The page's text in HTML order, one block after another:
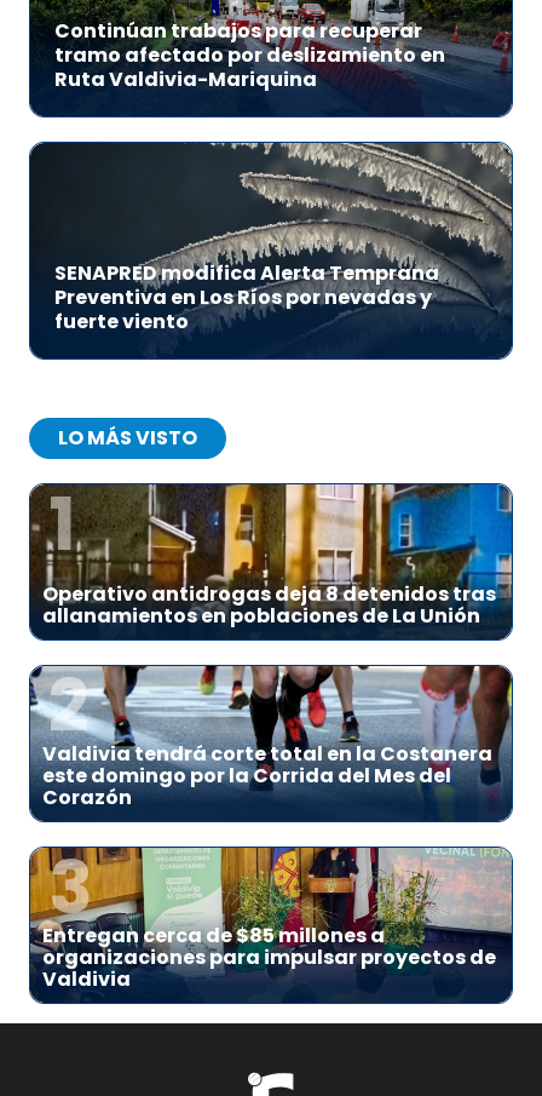
Continúan trabajos para recuperar
tramo afectado por deslizamiento en
Ruta Valdivia-Mariquina
SENAPRED modifica Alerta Temprana
Preventiva en Los Ríos por nevadas y
fuerte viento
LO MÁS VISTO
1
Operativo antidrogas deja 8 detenidos tras
allanamientos en poblaciones de La Unión
2
Valdivia tendrá corte total en la Costanera
este domingo por la Corrida del Mes del
Corazón
3
Entregan cerca de $85 millones a
organizaciones para impulsar proyectos de
Valdivia